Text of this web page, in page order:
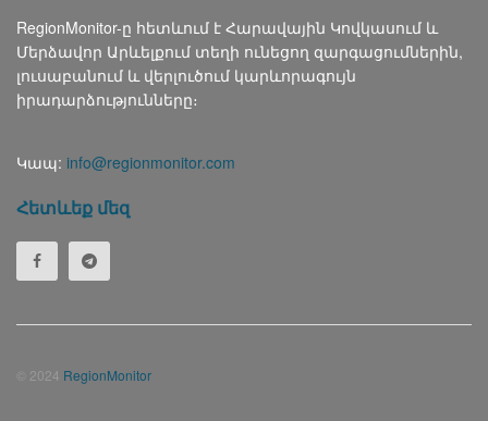
RegionMonitor-ը հետևում է Հարավային Կովկասում և
Մերձավոր Արևելքում տեղի ունեցող զարգացումներին,
լուսաբանում և վերլուծում կարևորագույն
իրադարձությունները։
Կապ: info@regionmonitor.com
Հետևեք մեզ
© 2024 RegionMonitor